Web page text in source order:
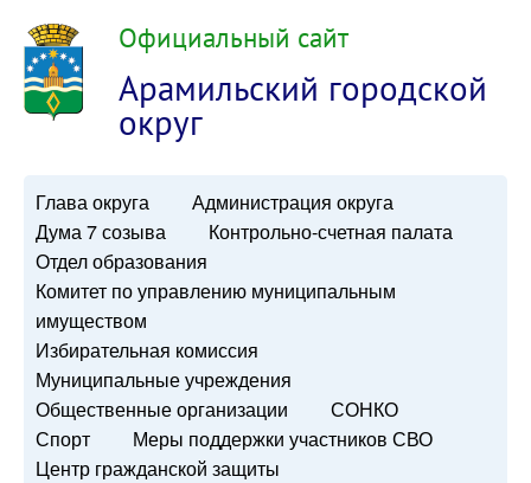
Официальный сайт
Арамильский городской
округ
Глава округа
Администрация округа
Дума 7 созыва
Контрольно-счетная палата
Отдел образования
Комитет по управлению муниципальным
имуществом
Избирательная комиссия
Муниципальные учреждения
Общественные организации
СОНКО
Спорт
Меры поддержки участников СВО
Центр гражданской защиты